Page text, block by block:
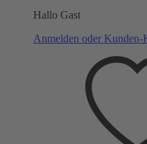
Hallo Gast
Anmelden oder Kunden-